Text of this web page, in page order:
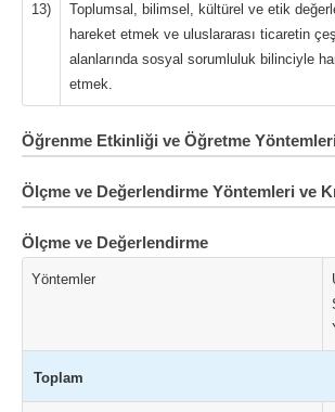
13)
Toplumsal, bilimsel, kültürel ve etik
hareket etmek ve uluslararası ticaretin
alanlarında sosyal sorumluluk bilinciyle
etmek.
Öğrenme Etkinliği ve Öğretme Yöntemleri
Ölçme ve Değerlendirme Yöntemleri ve
Ölçme ve Değerlendirme
Yöntemler
Toplam